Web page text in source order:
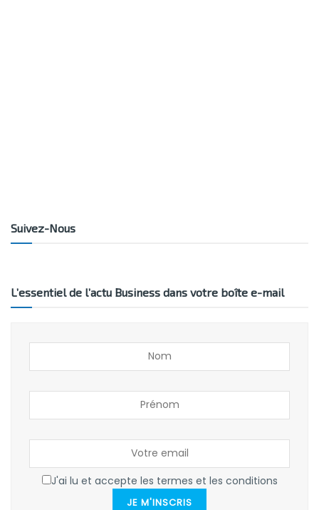
Suivez-Nous
L’essentiel de l’actu Business dans votre boîte e-mail
J'ai lu et accepte les termes et les conditions
JE M'INSCRIS